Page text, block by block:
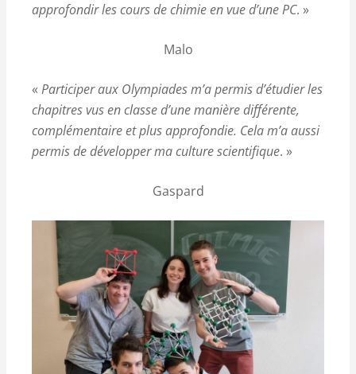
approfondir les cours de chimie en vue d’une PC. »
Malo
« Participer aux Olympiades m’a permis d’étudier les
chapitres vus en classe d’une manière différente,
complémentaire et plus approfondie. Cela m’a aussi
permis de développer ma culture scientifique. »
Gaspard